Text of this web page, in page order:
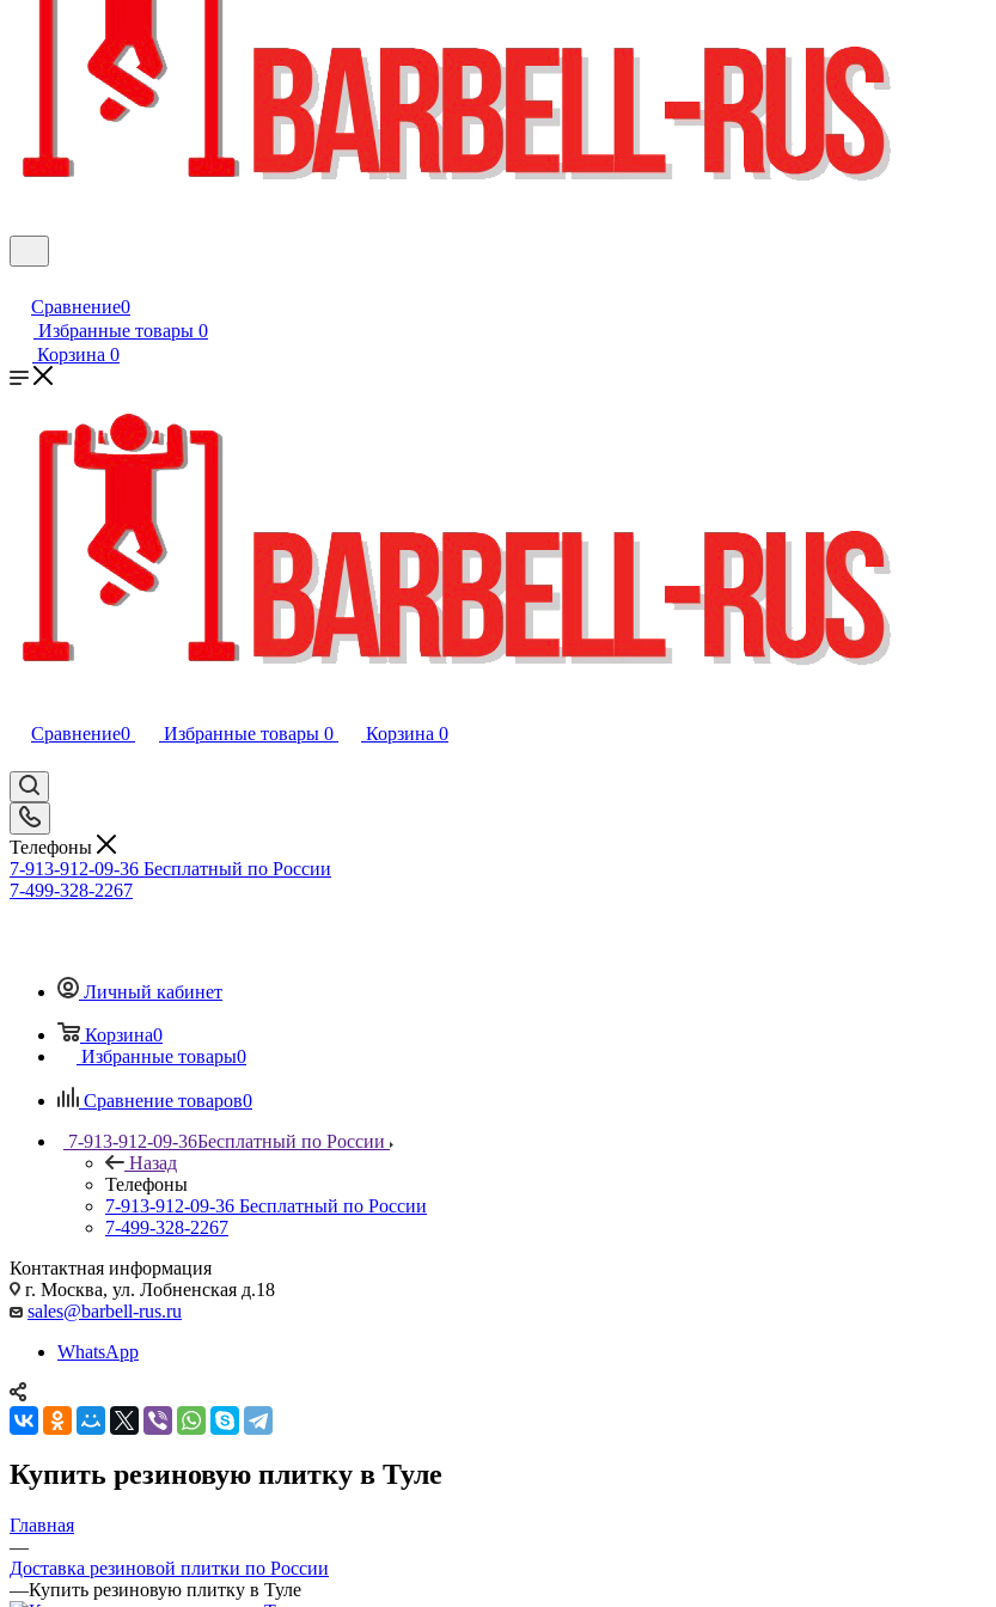
Сравнение0
Избранные товары 0
Корзина 0
Сравнение0 Избранные товары 0 Корзина 0
Телефоны
7-913-912-09-36 Бесплатный по России
7-499-328-2267
Личный кабинет
Корзина0
Избранные товары0
Сравнение товаров0
7-913-912-09-36Бесплатный по России
Назад
Телефоны
7-913-912-09-36 Бесплатный по России
7-499-328-2267
Контактная информация
г. Москва, ул. Лобненская д.18
sales@barbell-rus.ru
WhatsApp
Купить резиновую плитку в Туле
Главная
—
Доставка резиновой плитки по России
—Купить резиновую плитку в Туле